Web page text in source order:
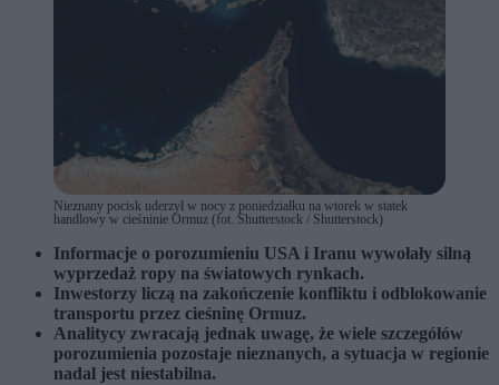
Nieznany pocisk uderzył w nocy z poniedziałku na wtorek w statek
handlowy w cieśninie Ormuz (fot. Shutterstock / Shutterstock)
Informacje o porozumieniu USA i Iranu wywołały silną
wyprzedaż ropy na światowych rynkach.
Inwestorzy liczą na zakończenie konfliktu i odblokowanie
transportu przez cieśninę Ormuz.
Analitycy zwracają jednak uwagę, że wiele szczegółów
porozumienia pozostaje nieznanych, a sytuacja w regionie
nadal jest niestabilna.